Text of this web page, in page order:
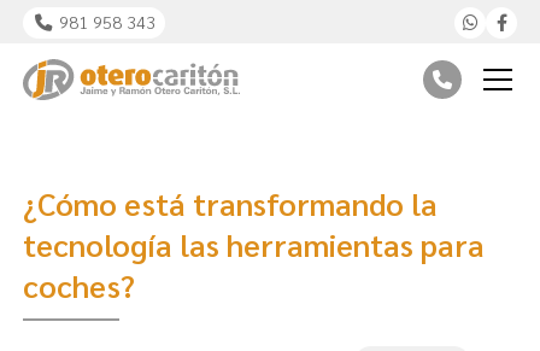
981 958 343
¿Cómo está transformando la
tecnología las herramientas para
coches?